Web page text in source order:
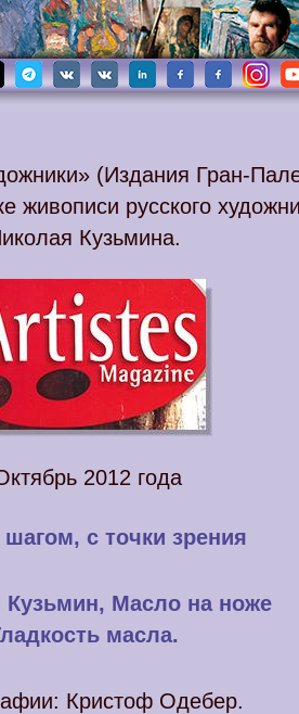
(Издания Гран-
живописи русского
Кузьмина.
2012 года
с точки зрения
Кузьмин, Масло на ноже
масла.
Кристоф Одебер.